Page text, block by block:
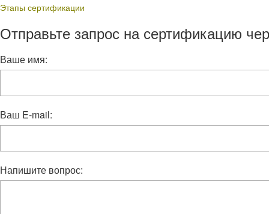
Этапы сертификации
Отправьте запрос на сертификацию
Ваше имя:
Ваш E-mail:
Напишите вопрос: